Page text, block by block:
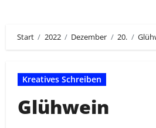
Start 2022 Dezember 20.
Kreatives Schreiben
Glühwein